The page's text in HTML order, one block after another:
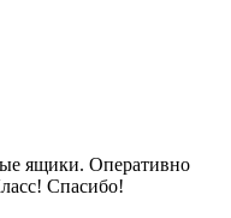
ящики. Оперативно
Спасибо!